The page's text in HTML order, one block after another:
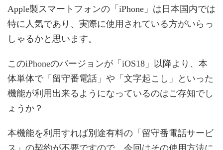
Apple製スマートフォンの「iPhone」は日本国内では
特に人気であり、実際に使用されている方がいらっ
しゃるかと思います。
このiPhoneのバージョンが「iOS18」以降より、本
体単体で「留守番電話」や「文字起こし」といった
機能が利用出来るようになっているのはご存知でし
ょうか？
本機能を利用すれば別途有料の「留守番電話サービ
ス」の契約が不要ですので、今回はその使用方法に